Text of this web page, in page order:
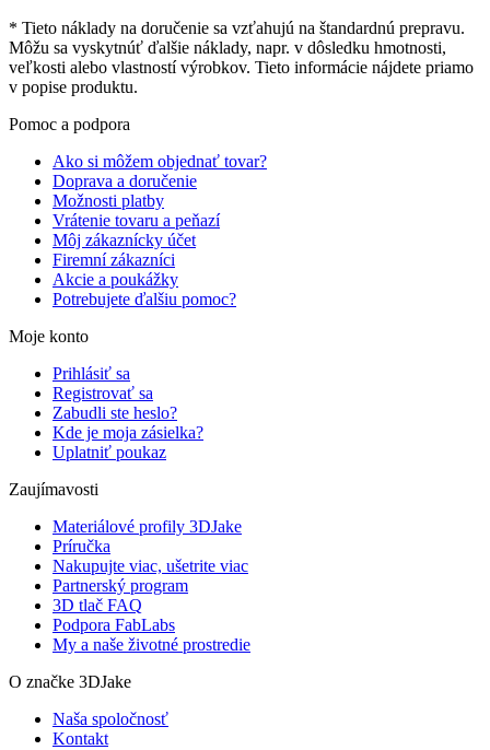
* Tieto náklady na doručenie sa vzťahujú na štandardnú prepravu.
Môžu sa vyskytnúť ďalšie náklady, napr. v dôsledku hmotnosti,
veľkosti alebo vlastností výrobkov. Tieto informácie nájdete priamo
v popise produktu.
Pomoc a podpora
Ako si môžem objednať tovar?
Doprava a doručenie
Možnosti platby
Vrátenie tovaru a peňazí
Môj zákaznícky účet
Firemní zákazníci
Akcie a poukážky
Potrebujete ďalšiu pomoc?
Moje konto
Prihlásiť sa
Registrovať sa
Zabudli ste heslo?
Kde je moja zásielka?
Uplatniť poukaz
Zaujímavosti
Materiálové profily 3DJake
Príručka
Nakupujte viac, ušetrite viac
Partnerský program
3D tlač FAQ
Podpora FabLabs
My a naše životné prostredie
O značke 3DJake
Naša spoločnosť
Kontakt